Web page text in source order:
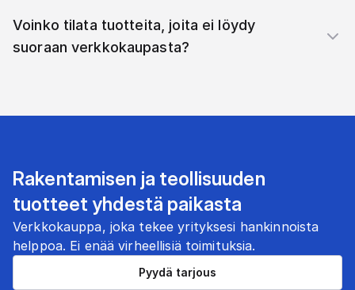
Voinko tilata tuotteita, joita ei löydy
suoraan verkkokaupasta?
Rakentamisen ja teollisuuden
tuotteet yhdestä paikasta
Verkkokauppa, joka tekee yrityksesi hankinnoista
helppoa. Ei enää virheellisiä toimituksia.
Pyydä tarjous